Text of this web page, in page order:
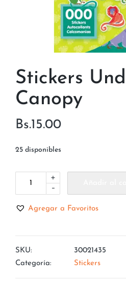
Stickers
Canopy
Bs.15.00
25 disponibles
-
+
Agregar a Favoritos
SKU:
30021435
Categoría:
Stickers